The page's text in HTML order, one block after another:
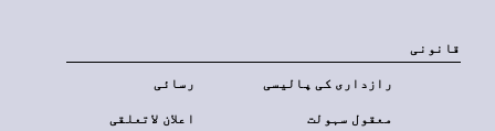
قانونی
رسائی رازداری کی پالیسی
اعلان لاتعلقی معقول سہولت